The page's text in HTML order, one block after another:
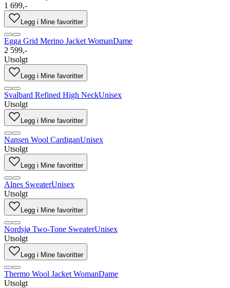
1 699,-
Legg i Mine favoritter
Egga Grid Merino Jacket WomanDame
2 599,-
Utsolgt
Legg i Mine favoritter
Svalbard Refined High NeckUnisex
Utsolgt
Legg i Mine favoritter
Nansen Wool CardiganUnisex
Utsolgt
Legg i Mine favoritter
Alnes SweaterUnisex
Utsolgt
Legg i Mine favoritter
Nordsjø Two-Tone SweaterUnisex
Utsolgt
Legg i Mine favoritter
Thermo Wool Jacket WomanDame
Utsolgt